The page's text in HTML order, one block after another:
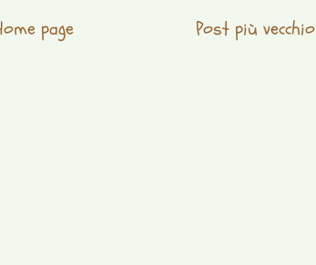
Post più vecchio
page